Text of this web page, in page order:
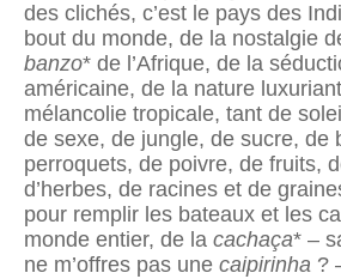
des clichés, c’est le pays des
bout du monde, de la nostalgie
banzo* de l’Afrique, de la
américaine, de la nature
mélancolie tropicale, tant de
de sexe, de jungle, de sucre, de
perroquets, de poivre, de fruits,
d’herbes, de racines et de
pour remplir les bateaux et les
monde entier, de la cachaça* –
ne m’offres pas une caipirinha ?